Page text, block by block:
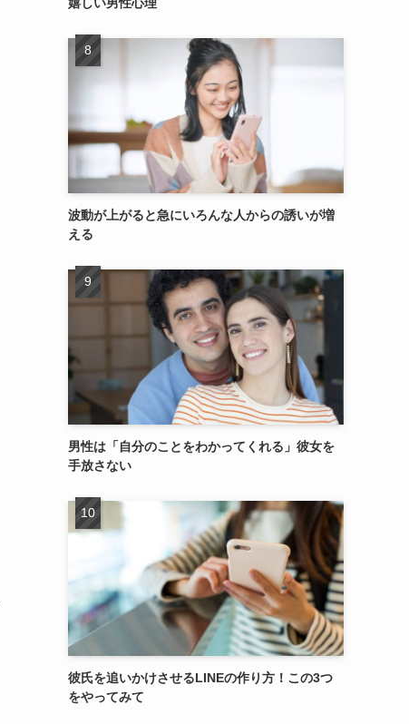
波動が上がると急にいろんな人からの誘いが増
える
男性は「自分のことをわかってくれる」彼女を
手放さない
彼氏を追いかけさせるLINEの作り方！この3つ
をやってみて